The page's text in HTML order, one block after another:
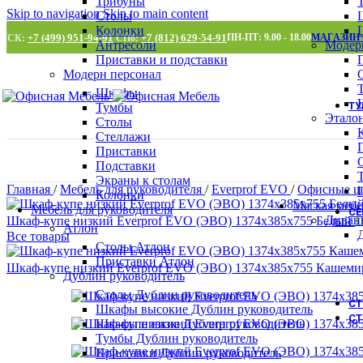
Skip to navigationSkip to main content
+7 (499) 951-94-91 СПб:+7 (812) 629-54-91ПН-ПТ: 9.00 - 18.00
Мягкая
Столы
Колонки
Антресоли
Приставки и подставки
Модерн персонал
Шкафы
Тумбы
Столы
Стеллажи
Приставки
Подставки
Экраны к столам
Колонки
Мебель для руководителя
Атлон
Столы Атлон
Приставки Атлон
Дублин руководитель
Столы Дублин руководитель
Шкафы высокие Дублин руководитель
Шкафы низкие Дублин руководитель
Тумбы Дублин руководитель
Приставки Дублин руководитель
Главная / Мебель для руководителя / Everprof EVO / Офисные
Шкаф-купе низкий Everprof EVO (ЭВО) 1374х385х755 Белый
Все товары
Шкаф-купе низкий Everprof EVO (ЭВО) 1374х385х755